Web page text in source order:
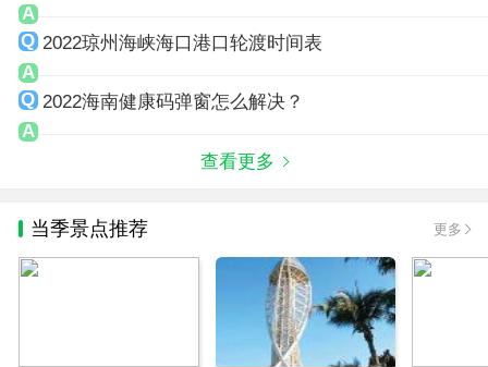
2022琼州海峡海口港口轮渡时间表
2022海南健康码弹窗怎么解决？
查看更多
当季景点推荐 更多